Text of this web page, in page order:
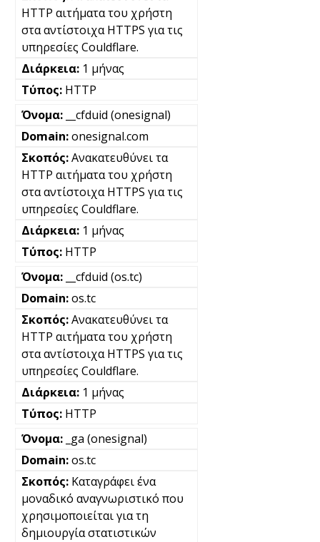
HTTP αιτήματα του χρήστη
στα αντίστοιχα HTTPS για τις
υπηρεσίες Couldflare.
1 μήνας
HTTP
__cfduid (onesignal)
onesignal.com
Ανακατευθύνει τα
HTTP αιτήματα του χρήστη
στα αντίστοιχα HTTPS για τις
υπηρεσίες Couldflare.
1 μήνας
HTTP
__cfduid (os.tc)
os.tc
Ανακατευθύνει τα
HTTP αιτήματα του χρήστη
στα αντίστοιχα HTTPS για τις
υπηρεσίες Couldflare.
1 μήνας
HTTP
_ga (onesignal)
os.tc
Καταγράφει ένα
μοναδικό αναγνωριστικό που
χρησιμοποιείται για τη
δημιουργία στατιστικών